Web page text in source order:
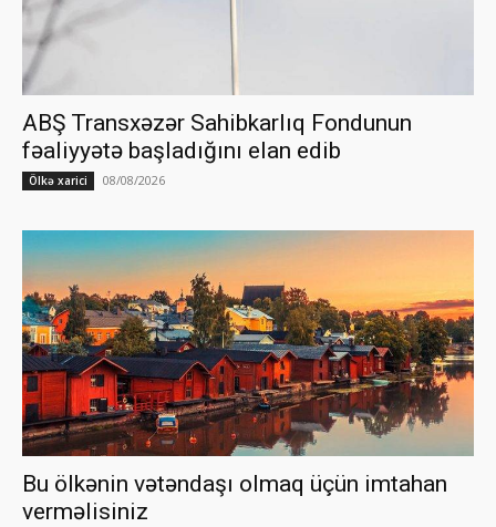
ABŞ Transxəzər Sahibkarlıq Fondunun
fəaliyyətə başladığını elan edib
Ölkə xarici 08/08/2026
Bu ölkənin vətəndaşı olmaq üçün imtahan
verməlisiniz